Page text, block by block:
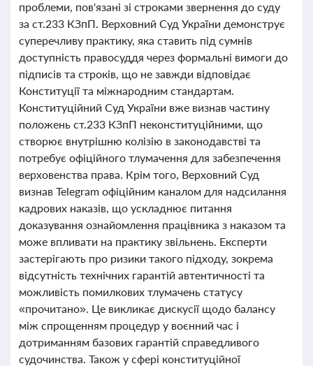
проблеми, пов'язані зі строками звернення до суду
за ст.233 КЗпП. Верховний Суд України демонструє
суперечливу практику, яка ставить під сумнів
доступність правосуддя через формальні вимоги до
підписів та строків, що не завжди відповідає
Конституції та міжнародним стандартам.
Конституційний Суд України вже визнав частину
положень ст.233 КЗпП неконституційними, що
створює внутрішню колізію в законодавстві та
потребує офіційного тлумачення для забезпечення
верховенства права. Крім того, Верховний Суд
визнав Telegram офіційним каналом для надсилання
кадрових наказів, що ускладнює питання
доказування ознайомлення працівника з наказом та
може впливати на практику звільнень. Експерти
застерігають про ризики такого підходу, зокрема
відсутність технічних гарантій автентичності та
можливість помилкових тлумачень статусу
«прочитано». Це викликає дискусії щодо балансу
між спрощенням процедур у воєнний час і
дотриманням базових гарантій справедливого
судочинства. Також у сфері конституційної